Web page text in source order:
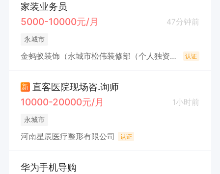
家装业务员
5000-10000元/月
47分钟前
永城市
金蚂蚁装饰（永城市松伟装修部（个人独资）） 认证
新 直客医院现场咨.询师
10000-20000元/月
1小时前
永城市
河南星辰医疗整形有限公司 认证
华为手机导购